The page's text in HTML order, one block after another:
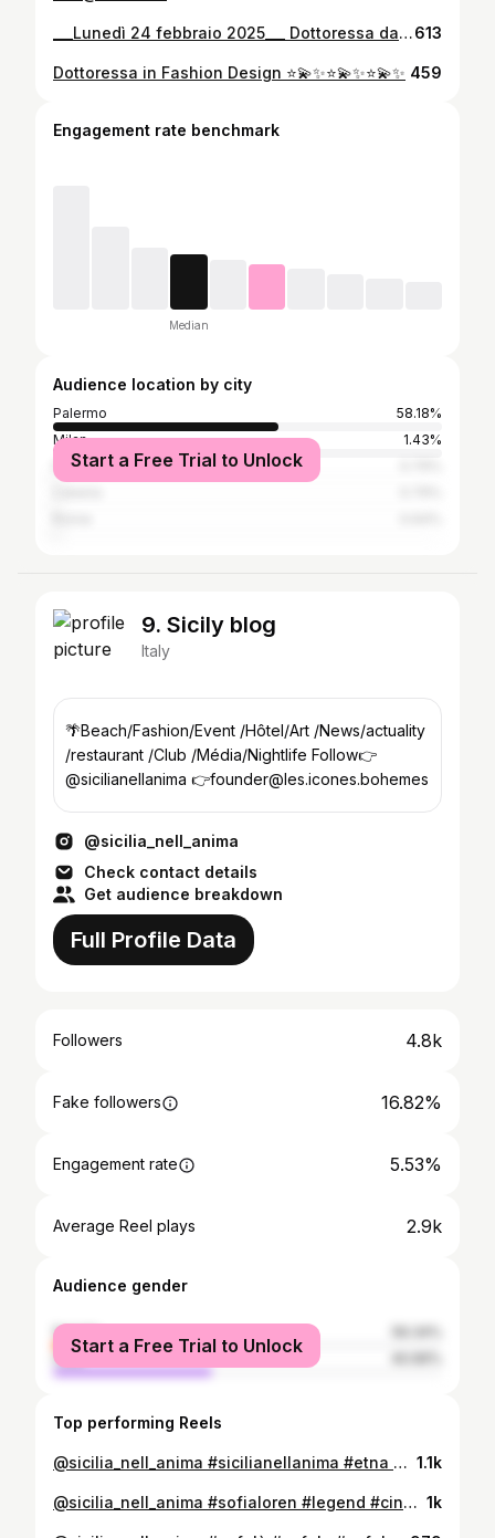
___Lunedì 24 febbraio 2025___ Dottoressa da 110✨⭐️💫 Alla bambina che ero, timida e insicura. A quella bambina delicata e sensibile. Alla donna che sono diventata: testarda, imperfetta, ma sempre sincera. Alla donna che cerca sempre di migliorarsi e che non smette mai di sognare. Alla donna che sono, per tutto l’amore che ho dentro, alle mie vittorie e sconfitte, a tutte le volte che sono caduta e che mi sono rialzata. Alla bambina che sono ancora e che sarò sempre, che giocava con le borse e gli abiti eleganti, con le favole nel cuore e mille sogni dentro agli occhi.613
Dottoressa in Fashion Design ⭐️💫✨⭐️💫✨⭐️💫✨ 459
Engagement rate benchmark
Median
Audience location by city
Palermo
58.18%
Milan
1.43%
Naples
Start a Free Trial to Unlock
9. Sicily blog
Italy
🌴Beach/Fashion/Event /Hôtel/Art /News/actuality
/restaurant /Club /Média/Nightlife Follow👉
@sicilianellanima 👉founder@les.icones.bohemes
@sicilia_nell_anima
Check contact details
Get audience breakdown
Full Profile Data
Followers 4.8k
Fake followers 16.82%
Engagement rate 5.53%
Average Reel plays 2.9k
Audience gender
female
male
Start a Free Trial to Unlock
Top performing Reels
@sicilia_nell_anima #sicilianellanima #etna #etnavolcano #etnaoficial #volcano #catania #sicilia #suciliabedda #etnasicilia #travelitaly #italia #sicilytravel #cuore #viaggio #voyage #taormina 1.1k
@sicilia_nell_anima #sofialoren #legend #cinema #actress #cinecitta #italianvintage #cinemaitaliano #vintage #style #cinemavintage #50 #italianvintage #sicilia #napoli #italiangirl #italianactress 1k